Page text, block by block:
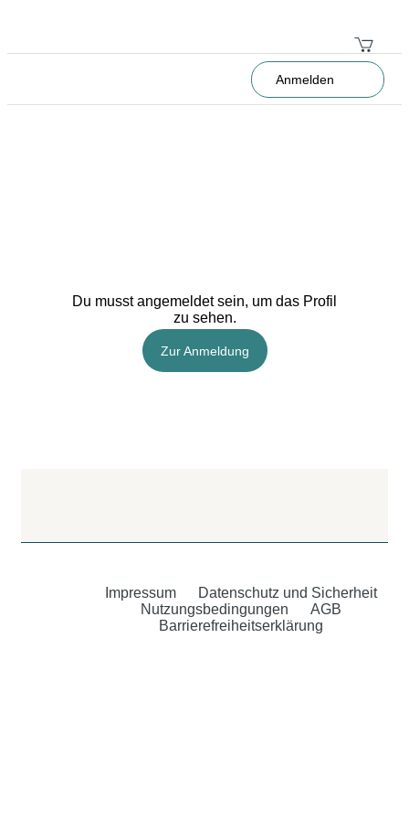
Anmelden
Du musst angemeldet sein, um das Profil
zu sehen.
Zur Anmeldung
Impressum
Datenschutz und Sicherheit
Nutzungsbedingungen
AGB
Barrierefreiheitserklärung